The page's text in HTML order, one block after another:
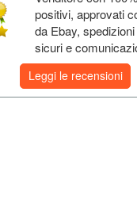
positivi, approvati
da Ebay,
sicuri e
Leggi le recensioni